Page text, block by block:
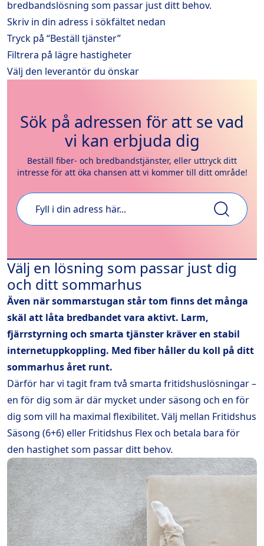
bredbandslösning som passar just ditt behov.
Skriv in din adress i sökfältet nedan
Tryck på “Beställ tjänster”
Filtrera på lägre hastigheter
Välj den leverantör du önskar
Sök på adressen för att se vad
vi kan erbjuda dig
Beställ fiber- och bredbandstjänster, eller uttryck ditt
intresse för att öka chansen att vi kommer till ditt område!
Välj en lösning som passar just dig
och ditt sommarhus
Även när sommarstugan står tom finns det många
skäl att låta bredbandet vara aktivt. Larm,
fjärrstyrning och smarta tjänster kräver en stabil
internetuppkoppling. Med fiber håller du koll på ditt
sommarhus året runt.
Därför har vi tagit fram två smarta fritidshuslösningar –
en för dig som är där mycket under säsong och en för
dig som vill ha maximal flexibilitet. Välj mellan Fritidshus
Säsong (6+6) eller Fritidshus Flex och betala bara för
den hastighet som passar ditt behov.